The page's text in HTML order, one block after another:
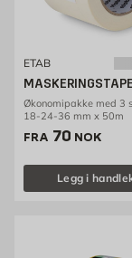
ETAB
Økonomipakke med 3
18-24-36 mm x 50m
FRA Pris 70
70 NOK
Legg i